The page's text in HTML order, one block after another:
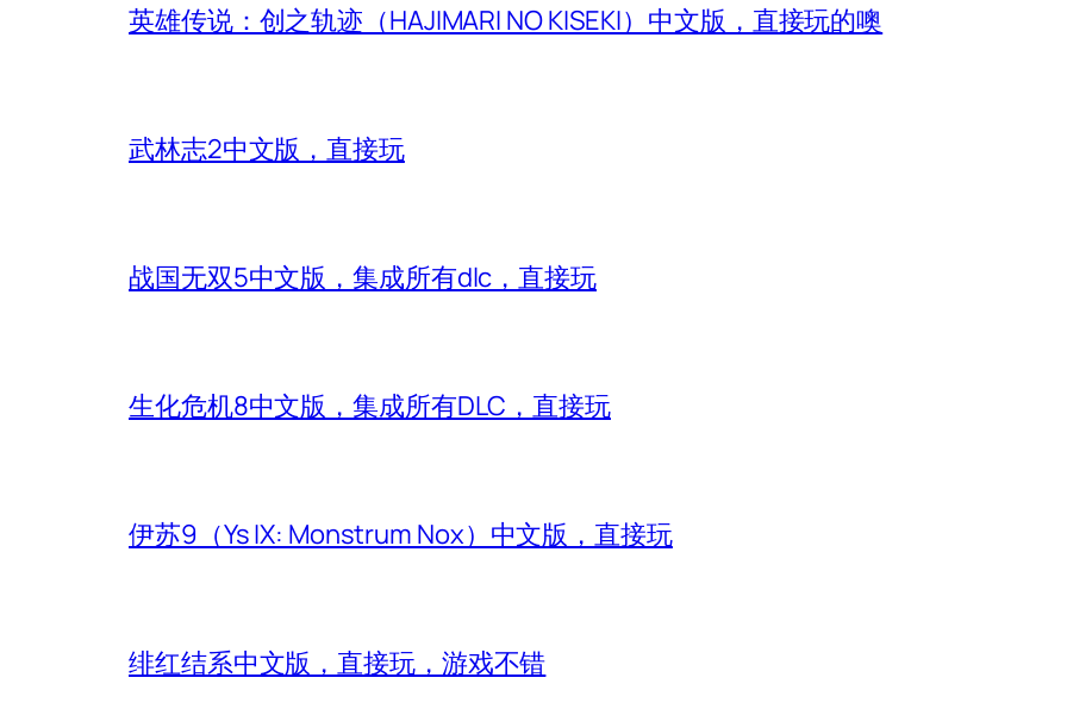
英雄传说：创之轨迹（HAJIMARI NO KISEKI）中文版，直接玩的噢
武林志2中文版，直接玩
战国无双5中文版，集成所有dlc，直接玩
生化危机8中文版，集成所有DLC，直接玩
伊苏9（Ys IX: Monstrum Nox）中文版，直接玩
绯红结系中文版，直接玩，游戏不错